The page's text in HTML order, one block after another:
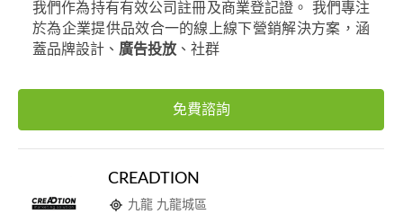
我們作為持有有效公司註冊及商業登記證。 我們專注
於為企業提供品效合一的線上線下營銷解決方案，涵
蓋品牌設計、 廣告投放 、社群
免費諮詢
CREADTION
九龍 九龍城區